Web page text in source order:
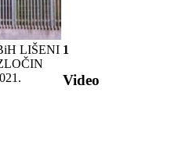
LIŠENI 1
Video